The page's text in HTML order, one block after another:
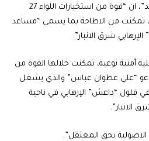
وذكر بيان للحشد تلقته “الرشيد”، ان “قوة من استخبارات اللواء 27
تمكنت من الاطاحة بما يسمى “مساعد
شرق الانبار”.
أمنية نوعية، تمكنت خلالها القوة من
“علي عطوان عباس” والذي يشغل
فلول “داعش” الإرهابي في ناحية
الاصولية بحق المعتقل”.